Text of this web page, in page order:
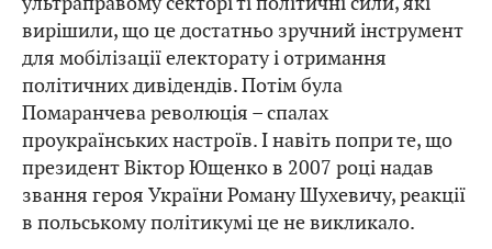
вирішили, що це достатньо зручний інструмент
для мобілізації електорату і отримання
політичних дивідендів. Потім була
Помаранчева революція – спалах
проукраїнських настроїв. І навіть попри те, що
президент Віктор Ющенко в 2007 році надав
звання героя України Роману Шухевичу, реакції
в польському політикумі це не викликало.